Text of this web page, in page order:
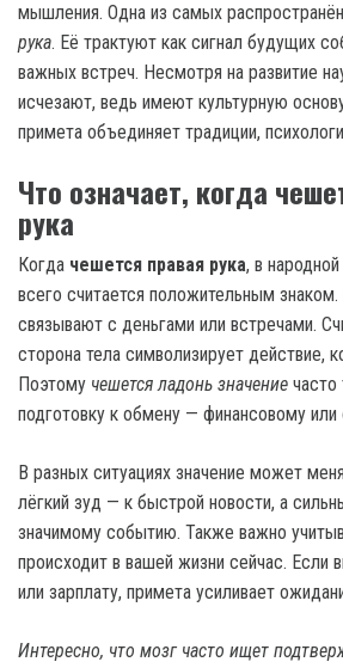
мышления. Одна из самых
рука. Её трактуют как сигнал будущих
важных встреч. Несмотря на развитие
исчезают, ведь имеют культурную
примета объединяет традиции,
Что означает, когда
рука
Когда чешется правая рука, в
всего считается положительным
связывают с деньгами или встречами.
сторона тела символизирует действие,
Поэтому чешется ладонь значение часто
подготовку к обмену — финансовому или
В разных ситуациях значение может
лёгкий зуд — к быстрой новости, а
значимому событию. Также важно
происходит в вашей жизни сейчас. Если
или зарплату, примета усиливает
Интересно, что мозг часто ищет